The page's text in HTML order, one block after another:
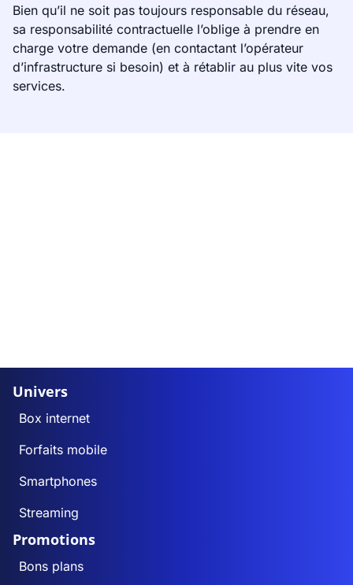
Bien qu’il ne soit pas toujours responsable du réseau,
sa responsabilité contractuelle l’oblige à prendre en
charge votre demande (en contactant l’opérateur
d’infrastructure si besoin) et à rétablir au plus vite vos
services.
Univers
Box internet
Forfaits mobile
Smartphones
Streaming
Promotions
Bons plans